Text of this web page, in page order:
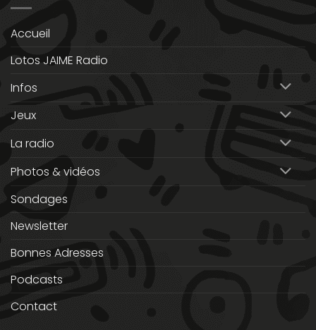
Accueil
Lotos JAIME Radio
Infos
Jeux
La radio
Photos & vidéos
Sondages
Newsletter
Bonnes Adresses
Podcasts
Contact